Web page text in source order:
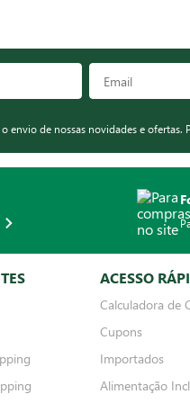
de nossas novidades e ofertas.
ACESSO
Calculadora de
Cupons
Importados
Alimentação